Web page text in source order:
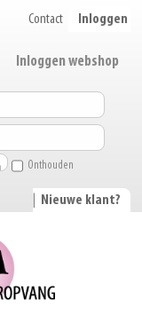
Contact Inloggen
Inloggen webshop
Onthouden
Nieuwe klant?